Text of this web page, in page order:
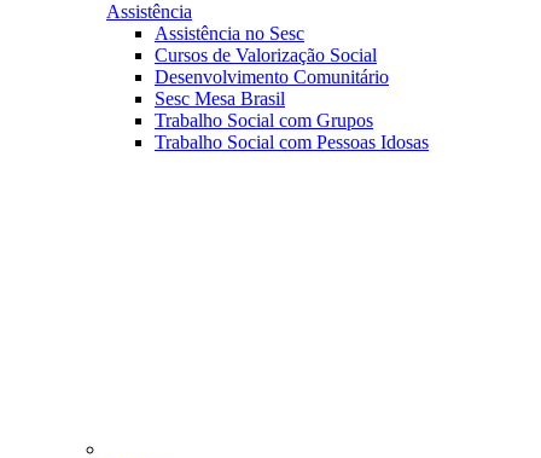
Assistência
Assistência no Sesc
Cursos de Valorização Social
Desenvolvimento Comunitário
Sesc Mesa Brasil
Trabalho Social com Grupos
Trabalho Social com Pessoas Idosas